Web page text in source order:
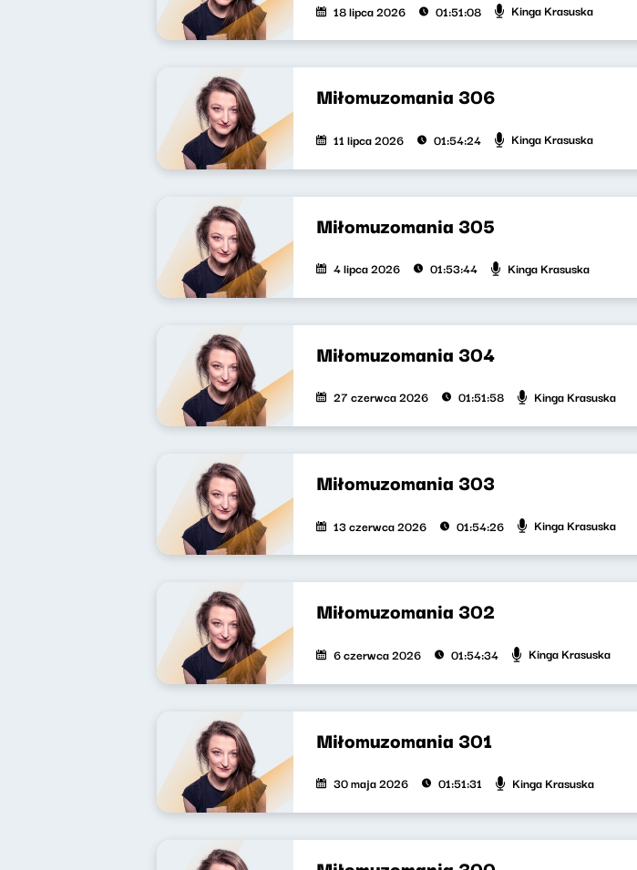
18 lipca 2026 01:51:08 Kinga Krasuska
Miłomuzomania 306
11 lipca 2026 01:54:24 Kinga Krasuska
Miłomuzomania 305
4 lipca 2026 01:53:44 Kinga Krasuska
Miłomuzomania 304
27 czerwca 2026 01:51:58 Kinga Krasuska
Miłomuzomania 303
13 czerwca 2026 01:54:26 Kinga Krasuska
Miłomuzomania 302
6 czerwca 2026 01:54:34 Kinga Krasuska
Miłomuzomania 301
30 maja 2026 01:51:31 Kinga Krasuska